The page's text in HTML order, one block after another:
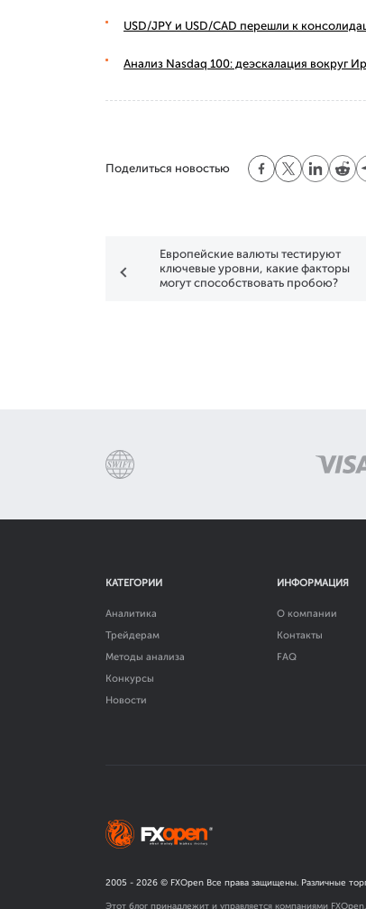
USD/JPY и USD/CAD перешли к
Анализ Nasdaq 100: деэскалация вокруг
Поделиться новостью
Европейские валюты тестируют
ключевые уровни, какие факторы
могут способствовать пробою?
КАТЕГОРИИ
Аналитика
Трейдерам
Методы анализа
Конкурсы
Новости
ИНФОРМАЦИЯ
О компании
Контакты
FAQ
2005 - 2026 © FXOpen Все права защищены. Различные
Этот блог принадлежит и управляется компаниями